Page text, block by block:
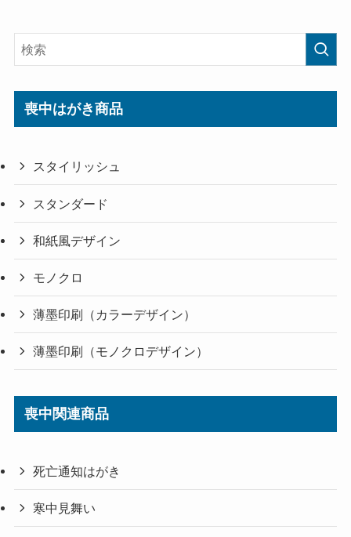
喪中はがき商品
スタイリッシュ
スタンダード
和紙風デザイン
モノクロ
薄墨印刷（カラーデザイン）
薄墨印刷（モノクロデザイン）
喪中関連商品
死亡通知はがき
寒中見舞い